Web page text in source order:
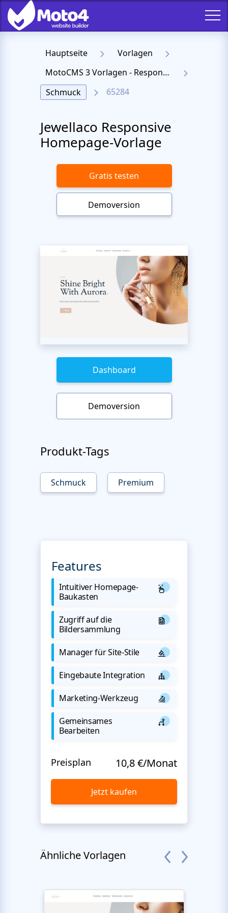
Hauptseite
Vorlagen
MotoCMS 3 Vorlagen - Responsive Templates für Website
Schmuck
65284
Jewellaco Responsive
Homepage-Vorlage
Gratis testen
Demoversion
Dashboard
Demoversion
Produkt-Tags
Schmuck Premium
Features
Intuitiver Homepage-
Baukasten
Zugriff auf die
Bildersammlung
Manager für Site-Stile
Eingebaute Integration
Marketing-Werkzeug
Gemeinsames
Bearbeiten
Preisplan 10,8 €/Monat
Jetzt kaufen
Ähnliche Vorlagen